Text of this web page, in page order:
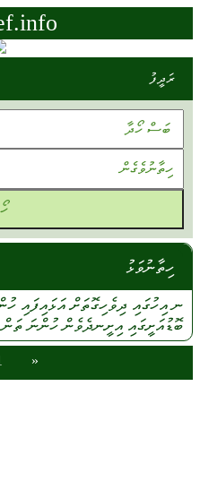
ރަދީފު
ހިތާނުވަޅު
ނއިހުގައި ދިވެހިގޮތަށްއަޅައިފައި
ބޮޑުއަށީގައި އިށީނދެވެންހުންނަތަން
«